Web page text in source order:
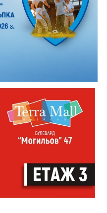
за обществения
с което ерата
Новата
по модерен и